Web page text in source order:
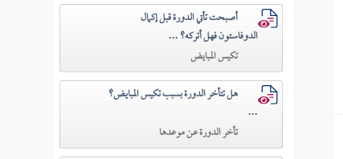
أصبحت تأتي الدورة قبل إكمال
الدوفاستون فهل أتركه؟ ...
تكيس المبايض
هل تتأخر الدورة بسبب تكيس المبايض؟
...
تأخر الدورة عن موعدها